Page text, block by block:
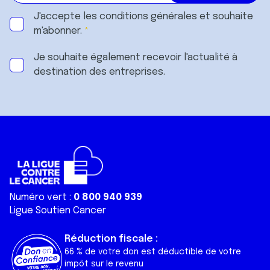
J'accepte les conditions générales et souhaite
m'abonner.
Je souhaite également recevoir l'actualité à
destination des entreprises.
Numéro vert : 0 800 940 939
Ligue Soutien Cancer
Réduction fiscale :
66 % de votre don est déductible de votre
impôt sur le revenu